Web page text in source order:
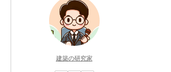
建築の研究家